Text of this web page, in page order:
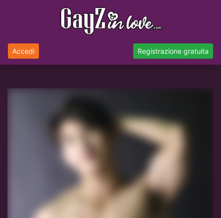
Accedi Registrazione gratuita